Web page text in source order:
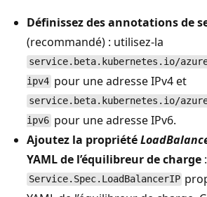
Définissez des annotations de
(recommandé) : utilisez-la
service.beta.kubernetes.io/
ipv4 pour une adresse IPv4 et
service.beta.kubernetes.io/
ipv6 pour une adresse IPv6.
Ajoutez la propriété
YAML de l’équilibreur de charge
Service.Spec.LoadBalancerIP